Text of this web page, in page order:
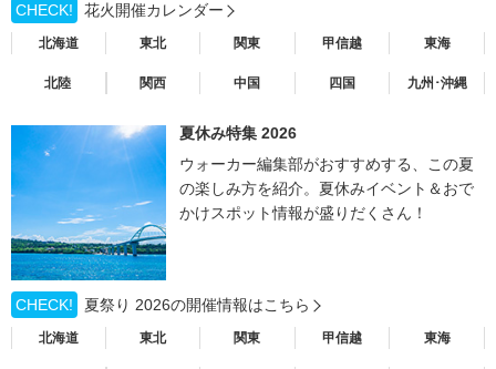
CHECK!
花火開催カレンダー
北海道 東北 関東 甲信越 東海
北陸 関西 中国 四国 九州･沖縄
夏休み特集 2026
ウォーカー編集部がおすすめする、この夏
の楽しみ方を紹介。夏休みイベント＆おで
かけスポット情報が盛りだくさん！
CHECK! 夏祭り 2026の開催情報はこちら
北海道 東北 関東 甲信越 東海